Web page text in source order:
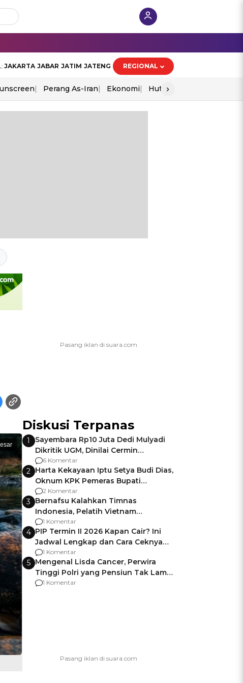
JAKARTA JABAR JATIM JATENG REGIONAL
Perang As-Iran Ekonomi Hut Ri
›
Diskusi Terpanas
1
Sayembara Rp10 Juta Dedi Mulyadi
Dikritik UGM, Dinilai Cermin
Gagalnya Negara Jamin Keamanan
6 Komentar
2 Harta Kekayaan Iptu Setya Budi Dias,
Oknum KPK Pemeras Bupati
Pemalang
2 Komentar
3 Bernafsu Kalahkan Timnas
Indonesia, Pelatih Vietnam
Berencana Pakai Jimat di Pakansari
1 Komentar
4 PIP Termin II 2026 Kapan Cair? Ini
Jadwal Lengkap dan Cara Ceknya
agar Dana Tidak Hangus!
1 Komentar
5 Mengenal Lisda Cancer, Perwira
Tinggi Polri yang Pensiun Tak Lama
Usai Jadi Brigjen
1 Komentar